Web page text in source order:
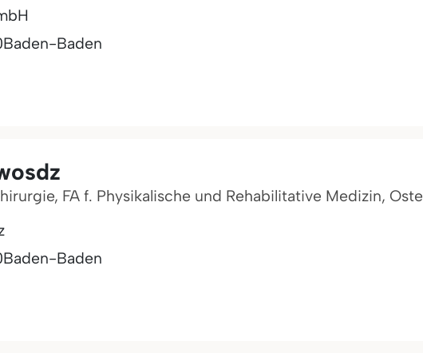
Baden-Baden
FA f. Physikalische und Rehabilitative Medizin, Oste
Baden-Baden